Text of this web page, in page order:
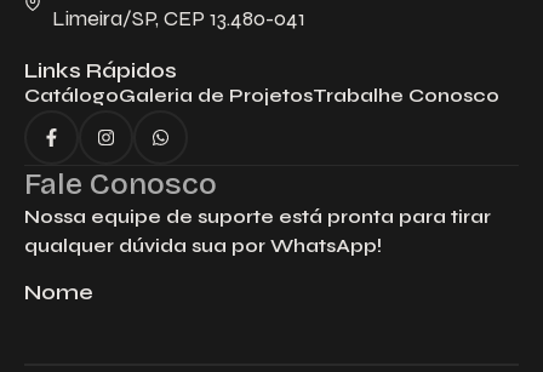
Limeira/SP, CEP 13.480-041
Links Rápidos
CatálogoGaleria de ProjetosTrabalhe Conosco
Fale Conosco
Nossa equipe de suporte está pronta para tirar
qualquer dúvida sua por WhatsApp!
Nome